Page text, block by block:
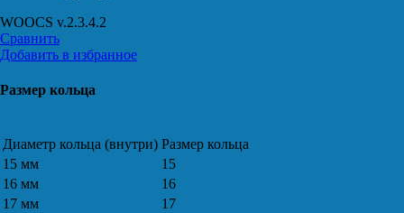
WOOCS v.2.3.4.2
Сравнить
Добавить в избранное
Размер кольца
Диаметр кольца (внутри) Размер кольца
15 мм
15
16 мм
16
17 мм
17